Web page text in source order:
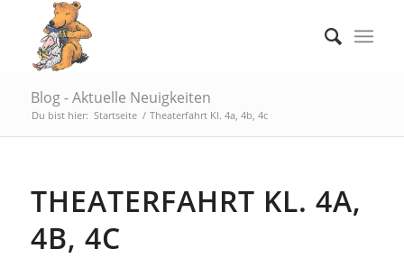
Blog - Aktuelle Neuigkeiten
Du bist hier: Startseite / Theaterfahrt Kl. 4a, 4b, 4c
THEATERFAHRT KL. 4A,
4B, 4C